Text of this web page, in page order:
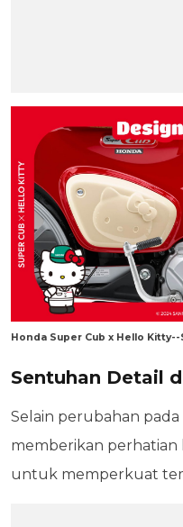
Honda Super Cub x Hello Kitty--
Sentuhan Detail
Selain perubahan
memberikan perhatian
untuk memperkuat